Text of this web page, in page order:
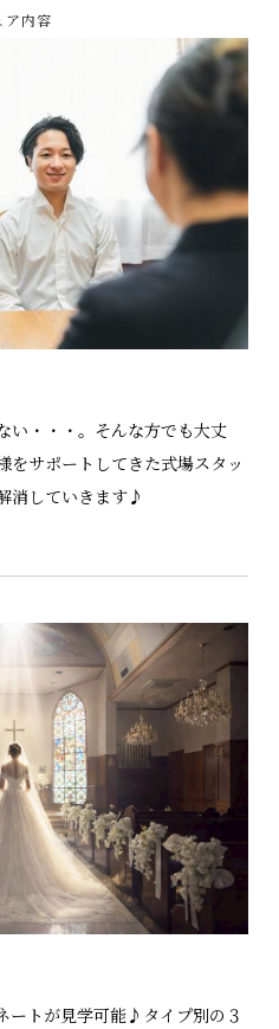
ア内容
い・・・。そんな方でも大丈
をサポートしてきた式場スタッ
消していきます♪
ートが見学可能♪タイプ別の３